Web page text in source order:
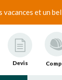
vacances et un
Devis